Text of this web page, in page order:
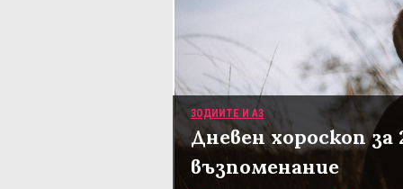
ЗОДИИТЕ И АЗ
Дневен хороскоп
възпоменание